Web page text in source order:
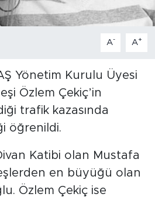
A- A+
Yönetim Kurulu Üyesi
Özlem Çekiç’in
trafik kazasında
öğrenildi.
Katibi olan Mustafa
en büyüğü olan
Özlem Çekiç ise